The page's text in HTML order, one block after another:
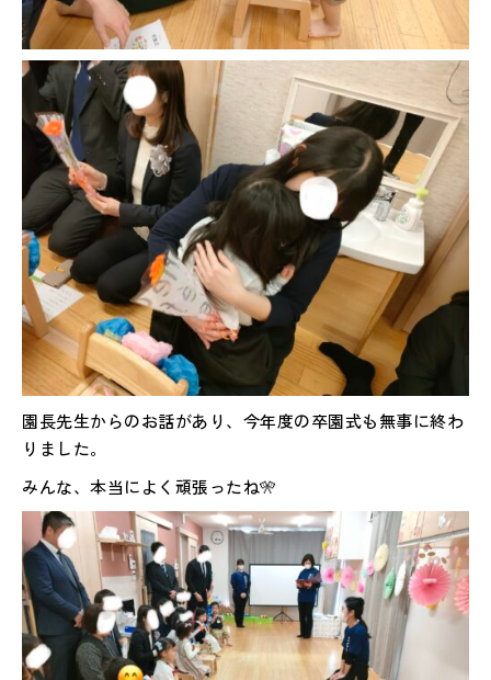
園長先生からのお話があり、今年度の卒園式も無事に終わ
りました。
みんな、本当によく頑張ったね🎌